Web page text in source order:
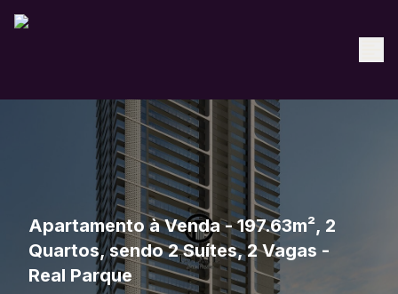
Apartamento à Venda - 197.63m², 2
Quartos, sendo 2 Suítes, 2 Vagas -
Real Parque